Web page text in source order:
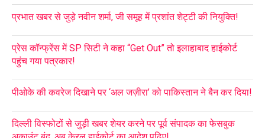
प्रभात खबर से जुड़े नवीन शर्मा, जी समूह में प्रशांत शेट्टी की नियुक्ति!
प्रेस कॉन्फ्रेंस में SP सिटी ने कहा “Get Out” तो इलाहाबाद हाईकोर्ट
पहुंच गया पत्रकार!
पीओके की कवरेज दिखाने पर ‘अल जज़ीरा’ को पाकिस्तान ने बैन कर दिया!
दिल्ली विस्फोटों से जुड़ी खबर शेयर करने पर पूर्व संपादक का फेसबुक